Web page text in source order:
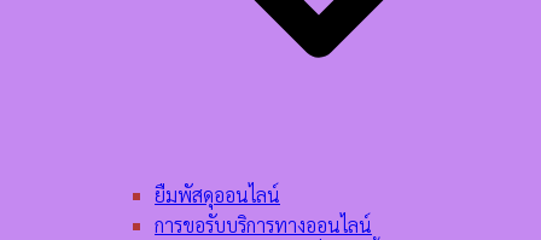
ยืมพัสดุออนไลน์
การขอรับบริการทางออนไลน์